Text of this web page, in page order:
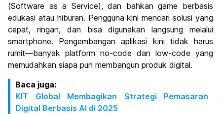
(Software as a Service), dan bahkan game berbasis
edukasi atau hiburan. Pengguna kini mencari solusi yang
cepat, ringan, dan bisa digunakan langsung melalui
smartphone. Pengembangan aplikasi kini tidak harus
rumit—banyak platform no-code dan low-code yang
memudahkan siapa pun membangun produk digital.
Baca juga:
KIT Global Membagikan Strategi Pemasaran
Digital Berbasis AI di 2025